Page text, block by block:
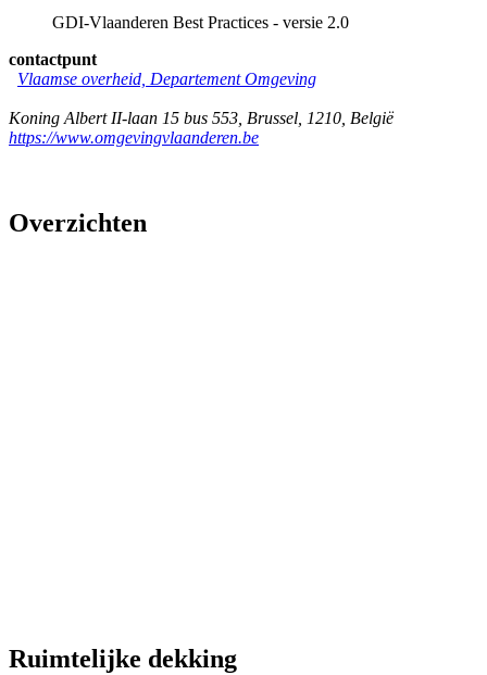
GDI-Vlaanderen Best Practices - versie 2.0
contactpunt
Vlaamse overheid, Departement Omgeving
Koning Albert II-laan 15 bus 553 Brussel 1210 België
https://www.omgevingvlaanderen.be
Overzichten
Ruimtelijke dekking